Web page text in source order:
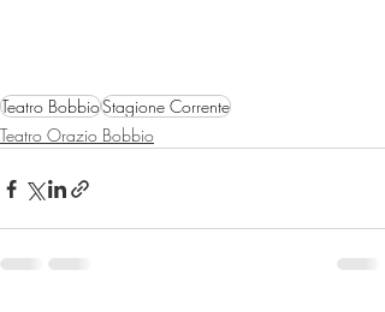
Teatro BobbioStagione Corrente
Teatro Orazio Bobbio